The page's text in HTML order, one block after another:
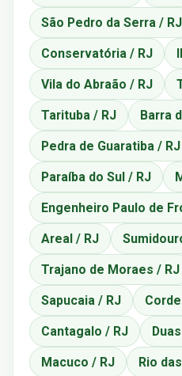
São Pedro da Serra / RJ
Conservatória / RJ
Vila do Abraão / RJ
Tarituba / RJ Barra
Pedra de Guaratiba / RJ
Paraíba do Sul / RJ
Engenheiro Paulo de
Areal / RJ
Trajano de Moraes / RJ
Sapucaia / RJ
Cantagalo / RJ
Macuco / RJ Rio